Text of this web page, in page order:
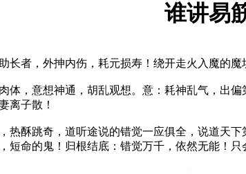
谁讲易
者，外抻内伤，耗元损寿！绕开走火入魔的魔
意想神通，胡乱观想。意：耗神乱气，出偏
离子散！
跳奇，道听途说的错觉一应俱全，说道天下
短命的鬼！归根结底：错觉万千，依然无能！只